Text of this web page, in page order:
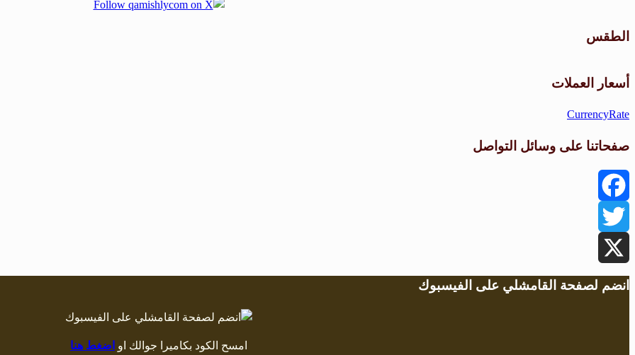
الطقس
أسعار العملات
CurrencyRate
صفحاتنا على وسائل التواصل
Facebook
Twitter
X
انضم لصفحة القامشلي على الفيسبوك
امسح الكود بكاميرا جوالك او اضغط هنا